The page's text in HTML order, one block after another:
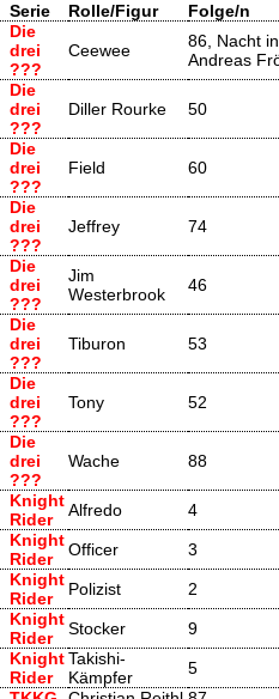
Serie Rolle/Figur Folge/n
Die
drei
???
Ceewee
86, Nacht
Andreas
Die
drei
???
Diller Rourke 50
Die
drei
???
Field 60
Die
drei
???
Jeffrey 74
Die
drei
???
Jim
Westerbrook
46
Die
drei
???
Tiburon 53
Die
drei
???
Tony 52
Die
drei
???
Wache 88
Knight
Rider
Alfredo 4
Knight
Rider
Officer 3
Knight
Rider
Polizist 2
Knight
Rider
Stocker 9
Knight
Rider
Takishi-
Kämpfer
5